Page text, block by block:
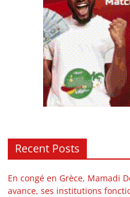
Recent Posts
En congé en Grèce, Mamadi
avance, ses institutions